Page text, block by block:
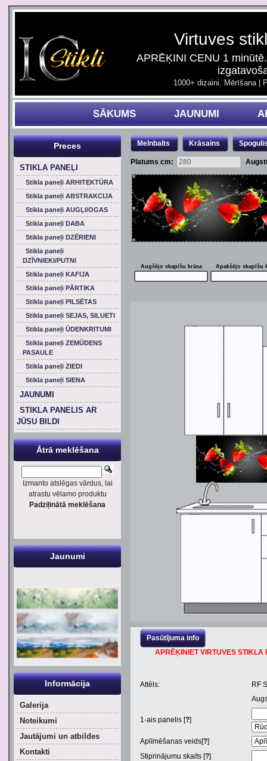
Virtuves
APRĒĶINI CENU 1
1000+ dizaini. Mērīšana |
SĀKUMS JAUNUMI
Melnbalts Krāsains
Platums cm:
Augšējo skapīšu krāsa Apakšējo skapīšu
Pasūtījuma info
APRĒĶINIET VIRTUVES
Attēls:
RF
1-ais panelis [?]
Aplīmēšanas veids[?]
Stiprinājumu skaits [?]
Preces
STIKLA PANEĻI
Stikla paneļi ARHITEKTŪRA
Stikla paneļi ABSTRAKCIJA
Stikla paneļi AUGĻI/OGAS
Stikla paneļi DABA
Stikla paneļi DZĒRIENI
Stikla paneļi
DZĪVNIEKI/PUTNI
Stikla paneļi KAFIJA
Stikla paneļi PĀRTIKA
Stikla paneļi PILSĒTAS
Stikla paneļi SEJAS, SILUETI
Stikla paneļi ŪDENKRITUMI
Stikla paneļi ZEMŪDENS
PASAULE
Stikla paneļi ZIEDI
Stikla paneļi SIENA
JAUNUMI
STIKLA PANELIS AR
JŪSU BILDI
Ātrā meklēšana
Izmanto atslēgas vārdus, lai
atrastu vēlamo produktu
Padziļinātā meklēšana
Jaunumi
Informācija
Galerija
Noteikumi
Jautājumi un atbildes
Kontakti